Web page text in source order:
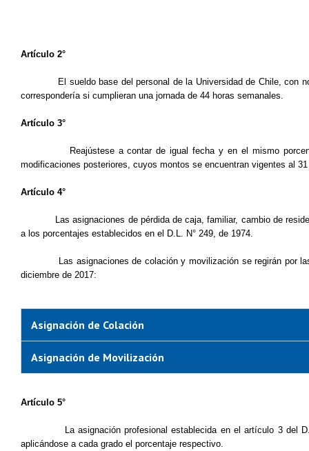
Artículo 2°
El sueldo base del personal de la Universidad de Chile, con
correspondería si cumplieran una jornada de 44 horas semanales.
Artículo 3°
Reajústese a contar de igual fecha y en el mismo
modificaciones posteriores, cuyos montos se encuentran vigentes al
Artículo 4°
Las asignaciones de pérdida de caja, familiar, cambio de
a los porcentajes establecidos en el D.L. N° 249, de 1974.
Las asignaciones de colación y movilización se regirán por
diciembre de 2017:
Asignación de Colación
Asignación de Movilización
Artículo 5°
La asignación profesional establecida en el artículo 3 del
aplicándose a cada grado el porcentaje respectivo.